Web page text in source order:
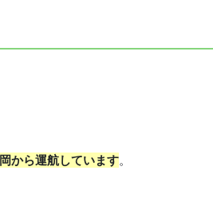
から運航しています。